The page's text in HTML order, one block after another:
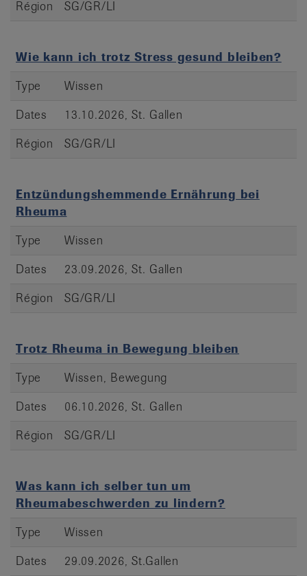
Région
SG/GR/LI
Wie kann ich trotz Stress gesund bleiben?
Type
Wissen
Dates
13.10.2026, St. Gallen
Région
SG/GR/LI
Entzündungshemmende Ernährung bei
Rheuma
Type
Wissen
Dates
23.09.2026, St. Gallen
Région
SG/GR/LI
Trotz Rheuma in Bewegung bleiben
Type
Wissen, Bewegung
Dates
06.10.2026, St. Gallen
Région
SG/GR/LI
Was kann ich selber tun um
Rheumabeschwerden zu lindern?
Type
Wissen
Dates
29.09.2026, St.Gallen